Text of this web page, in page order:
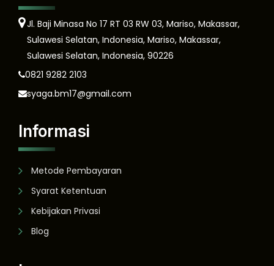
Jl. Baji Minasa No 17 RT 03 RW 03, Mariso, Makassar,
Sulawesi Selatan, Indonesia, Mariso, Makassar,
Sulawesi Selatan, Indonesia, 90226
0821 9282 2103
syaga.bm17@gmail.com
Informasi
Metode Pembayaran
Syarat Ketentuan
Kebijakan Privasi
Blog